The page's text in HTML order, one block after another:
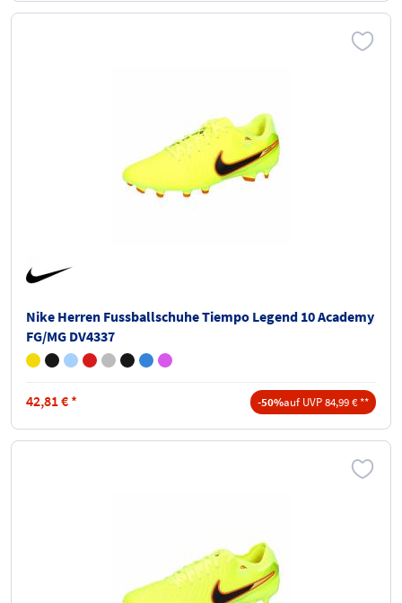
Nike Herren Fussballschuhe Tiempo Legend 10 Academy
FG/MG DV4337
42,81€ * -50%auf UVP 84,99 € **